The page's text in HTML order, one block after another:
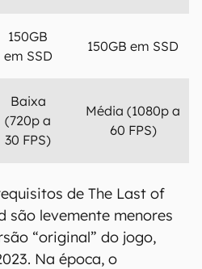
150GB
em SSD
150GB em SSD
Baixa
(720p a
30 FPS)
Média (1080p a
60 FPS)
de The Last of
são levemente menores
“original” do jogo,
Na época, o